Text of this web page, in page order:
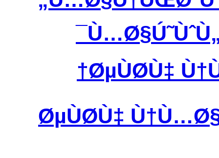
ØµÙØ­Ù‡
ØµÙØ­Ù‡